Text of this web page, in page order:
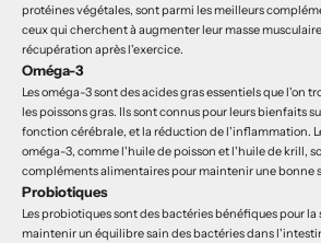
protéines végétales, sont parmi les meilleurs
ceux qui cherchent à augmenter leur masse
récupération après l'exercice.
Oméga-3
Les oméga-3 sont des acides gras essentiels que l'on
les poissons gras. Ils sont connus pour leurs bienfaits
fonction cérébrale, et la réduction de l'inflammation.
oméga-3, comme l'huile de poisson et l'huile de krill,
compléments alimentaires pour maintenir une bonne
Probiotiques
Les probiotiques sont des bactéries bénéfiques pour
maintenir un équilibre sain des bactéries dans